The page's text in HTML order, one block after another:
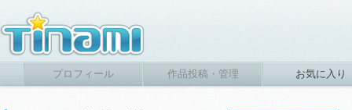
プロフィール 作品投稿・管理 お気に入り